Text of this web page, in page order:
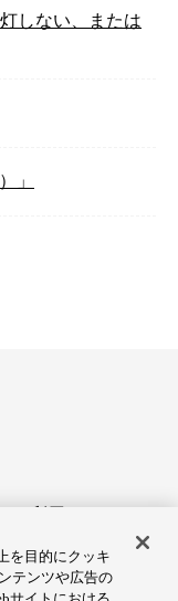
しない、または
」
定
を目的にクッキ
テンツや広告の